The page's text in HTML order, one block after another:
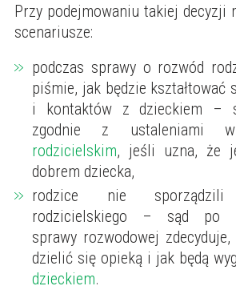
Przy podejmowaniu takiej decyzji
scenariusze:
podczas sprawy o rozwód
piśmie, jak będzie kształtować
i kontaktów z dzieckiem –
zgodnie z ustaleniami
rodzicielskim, jeśli uzna, że
dobrem dziecka,
rodzice nie sporządzili
rodzicielskiego – sąd po
sprawy rozwodowej
dzielić się opieką i jak będą
dzieckiem.